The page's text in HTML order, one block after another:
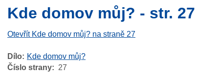
Kde domov můj? - str. 27
Otevřít Kde domov můj? na straně 27
Dílo
Kde domov můj?
Číslo strany
27